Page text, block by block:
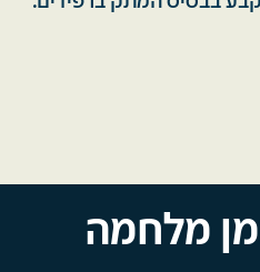
מלחמה